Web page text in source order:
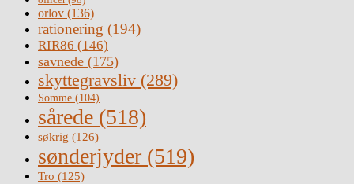
orlov (136)
rationering (194)
RIR86 (146)
savnede (175)
skyttegravsliv (289)
Somme (104)
sårede (518)
søkrig (126)
sønderjyder (519)
Tro (125)